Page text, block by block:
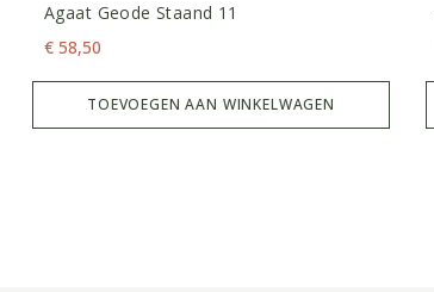
Agaat Geode Staand 11
€ 58,50
TOEVOEGEN AAN WINKELWAGEN